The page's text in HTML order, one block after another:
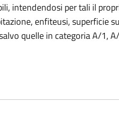
intendendosi per tali il
enfiteusi, superficie
quelle in categoria A/1,